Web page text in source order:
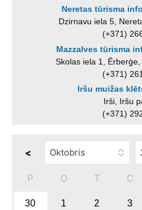
Neretas tūrisma
Dzirnavu iela 5,
(+371)
Mazzalves tūrisma
Skolas iela 1,
(+371)
Iršu muižas
Irši, Iršu
(+371)
<
P O T C
30 1 2 3